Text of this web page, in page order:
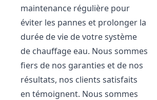
maintenance régulière pour
éviter les pannes et prolonger la
durée de vie de votre système
de chauffage eau. Nous sommes
fiers de nos garanties et de nos
résultats, nos clients satisfaits
en témoignent. Nous sommes